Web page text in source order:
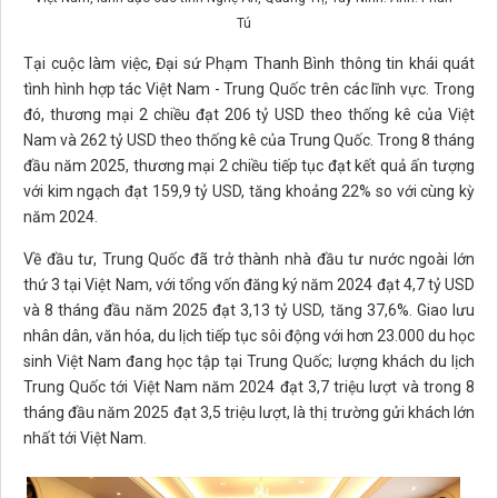
Tú
Tại cuộc làm việc, Đại sứ Phạm Thanh Bình thông tin khái quát
tình hình hợp tác Việt Nam - Trung Quốc trên các lĩnh vực. Trong
đó, thương mại 2 chiều đạt 206 tỷ USD theo thống kê của Việt
Nam và 262 tỷ USD theo thống kê của Trung Quốc. Trong 8 tháng
đầu năm 2025, thương mại 2 chiều tiếp tục đạt kết quả ấn tượng
với kim ngạch đạt 159,9 tỷ USD, tăng khoảng 22% so với cùng kỳ
năm 2024.
Về đầu tư, Trung Quốc đã trở thành nhà đầu tư nước ngoài lớn
thứ 3 tại Việt Nam, với tổng vốn đăng ký năm 2024 đạt 4,7 tỷ USD
và 8 tháng đầu năm 2025 đạt 3,13 tỷ USD, tăng 37,6%. Giao lưu
nhân dân, văn hóa, du lịch tiếp tục sôi động với hơn 23.000 du học
sinh Việt Nam đang học tập tại Trung Quốc; lượng khách du lịch
Trung Quốc tới Việt Nam năm 2024 đạt 3,7 triệu lượt và trong 8
tháng đầu năm 2025 đạt 3,5 triệu lượt, là thị trường gửi khách lớn
nhất tới Việt Nam.